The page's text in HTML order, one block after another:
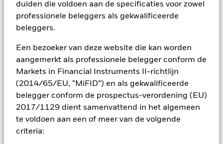
duiden die voldoen aan de specificaties voor zowel
professionele beleggers als gekwalificeerde
beleggers.
Een bezoeker van deze website die kan worden
aangemerkt als professionele belegger conform de
Markets in Financial Instruments II-richtlijn
(2014/65/EU, “MiFID”) en als gekwalificeerde
belegger conform de prospectus-verordening (EU)
2017/1129 dient samenvattend in het algemeen
te voldoen aan een of meer van de volgende
criteria:
belegging door een combinatie van kapitaalgroei en
inkomsten uit de activa van het Fonds, op een wijze die in
overeenstemming is met de principes van duurzaam
criteria op het vlak van milieu, maatschappij en governance
totale activa in vastrentende effecten. Hiertoe behoren
obligaties en geldmarktinstrumenten (d.w.z. schuldeffecten
met korte looptijden). De basisvaluta van het Fonds is de
euro en de valutablootstelling wordt flexibel beheerd. Bij de
vermogensallocatie van het Fonds wordt rekening gehouden
samenstelling van de portefeuille verschillen van de
portefeuille van een vergelijkbaar fonds waarvan de